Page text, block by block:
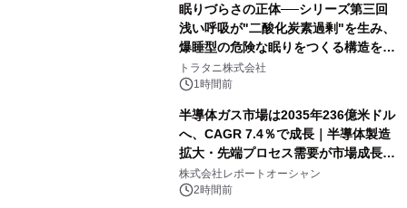
眠りづらさの正体──シリーズ第三回
浅い呼吸が"二酸化炭素過剰"を生み、
爆睡型の危険な眠りをつくる構造を解
説
トラタニ株式会社
1時間前
半導体ガス市場は2035年236億米ドル
へ、CAGR 7.4％で成長｜半導体製造
拡大・先端プロセス需要が市場成長を
加速
株式会社レポートオーシャン
2時間前